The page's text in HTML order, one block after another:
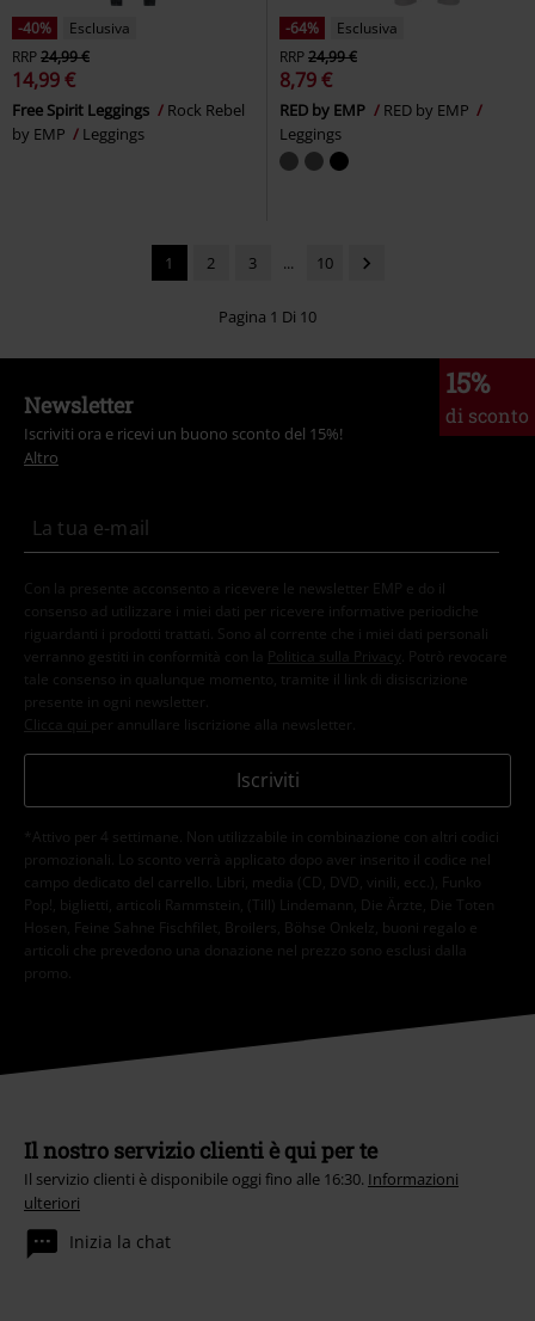
-40%
Esclusiva
RRP24,99 €
14,99 €
Free Spirit Leggings
Rock Rebel
by EMP
Leggings
-64%
Esclusiva
RRP24,99 €
8,79 €
RED by EMP
RED by EMP
Leggings
1 2 3 ... 10
Pagina 1 Di 10
15%
di sconto
Newsletter
Iscriviti ora e ricevi un buono sconto del 15%!
Altro
Con la presente acconsento a ricevere le newsletter EMP e do il
consenso ad utilizzare i miei dati per ricevere informative periodiche
riguardanti i prodotti trattati. Sono al corrente che i miei dati personali
verranno gestiti in conformità con la
Politica sulla Privacy
. Potrò revocare
tale consenso in qualunque momento, tramite il link di disiscrizione
presente in ogni newsletter.
Clicca qui per annullare liscrizione alla newsletter.
Iscriviti
*Attivo per 4 settimane. Non utilizzabile in combinazione con altri codici
promozionali. Lo sconto verrà applicato dopo aver inserito il codice nel
campo dedicato del carrello. Libri, media (CD, DVD, vinili, ecc.), Funko
Pop!, biglietti, articoli Rammstein, (Till) Lindemann, Die Ärzte, Die Toten
Hosen, Feine Sahne Fischfilet, Broilers, Böhse Onkelz, buoni regalo e
articoli che prevedono una donazione nel prezzo sono esclusi dalla
promo.
Il nostro servizio clienti è qui per te
Il servizio clienti è disponibile oggi fino alle 16:30. Informazioni
ulteriori
Inizia la chat